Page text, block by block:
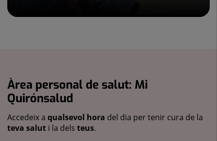
Àrea personal de salut: Mi
Quirónsalud
Accedeix a qualsevol hora del dia per tenir cura de la
teva salut i la dels teus.